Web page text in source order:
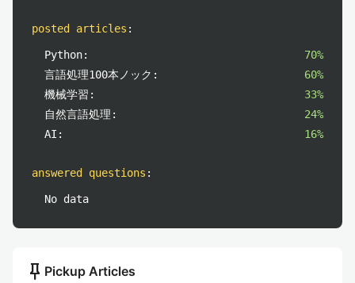
posted articles :
Python:
70%
言語処理100本ノック:
60%
機械学習:
33%
自然言語処理:
24%
AI:
16%
answered questions :
No data
push_pin Pickup Articles